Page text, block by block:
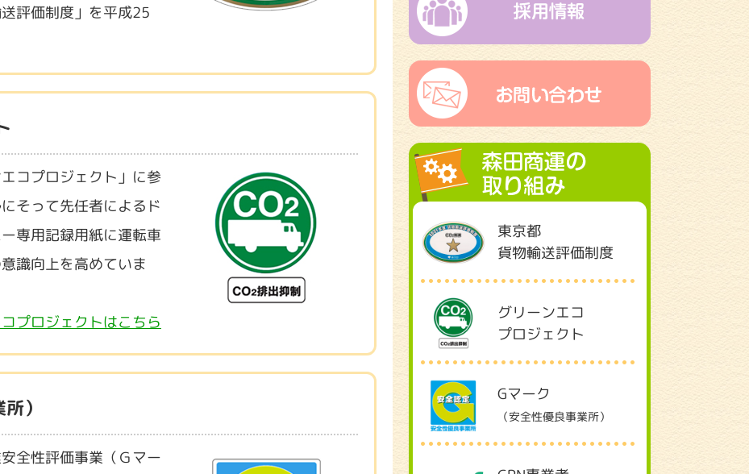
評価制度」を平成25
コプロジェクト」に参
そって先任者によるド
専用記録用紙に運転車
識向上を高めていま
プロジェクトはこちら
）
全性評価事業（Ｇマー
東京都
貨物輸送評価制度
グリーンエコ
プロジェクト
Gマーク
（安全性優良事業所）